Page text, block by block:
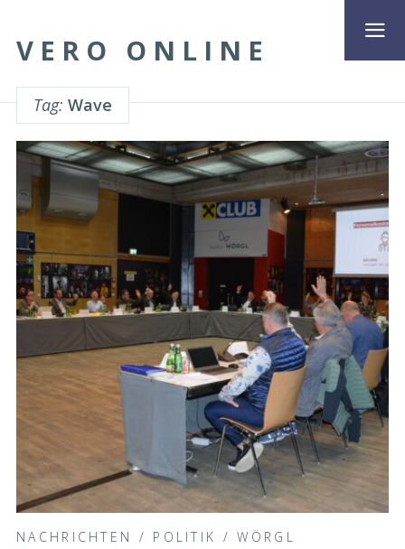
VERO ONLINE
Tag: Wave
NACHRICHTEN / POLITIK /WÖRGL